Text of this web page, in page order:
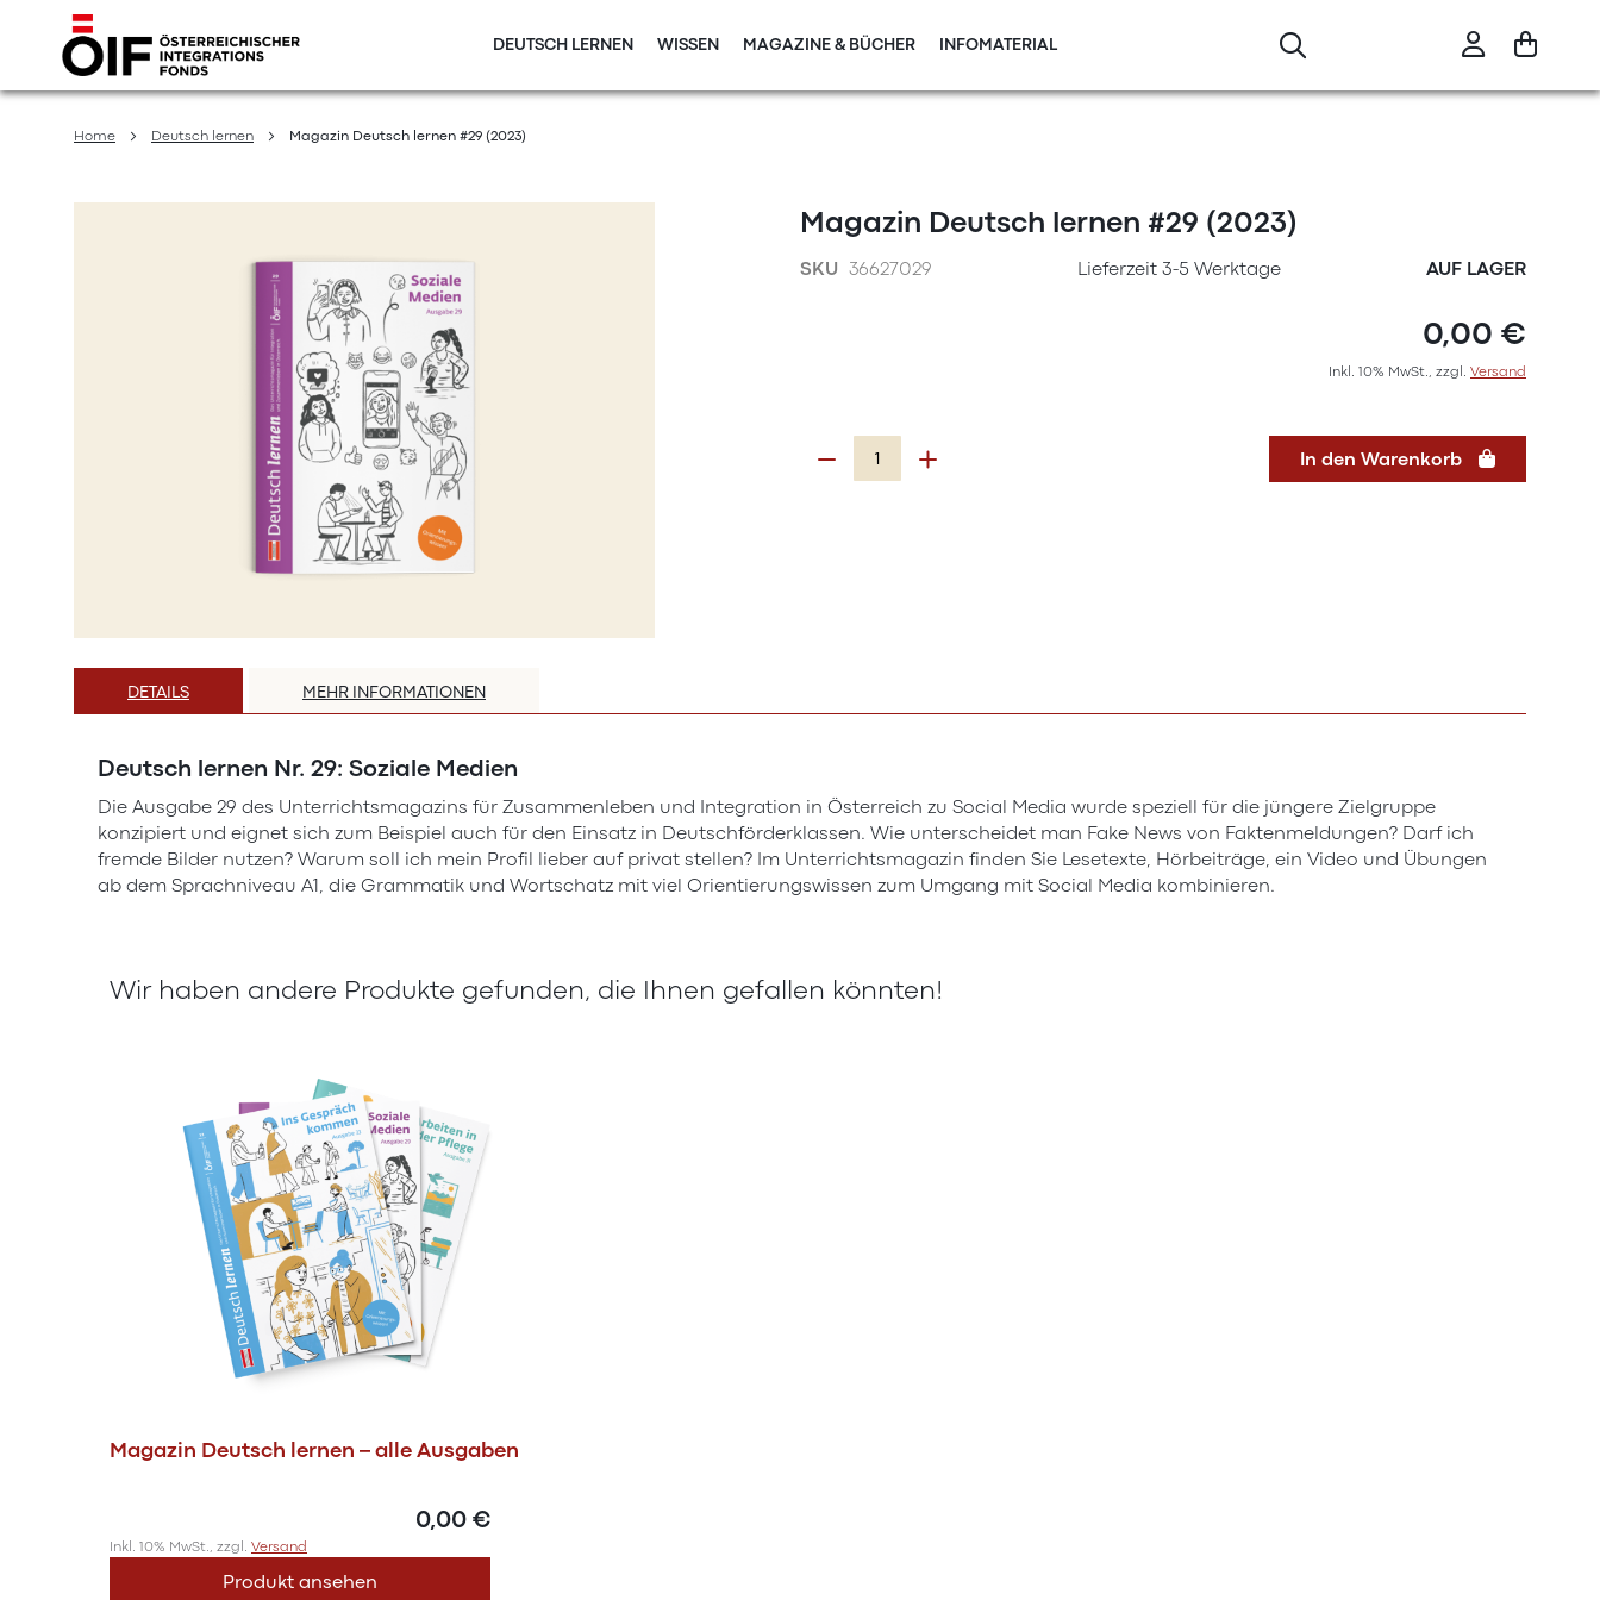
Direkt
zum
DEUTSCH LERNEN WISSEN MAGAZINE & BÜCHER INFOMATERIAL
Home Deutsch lernen Magazin Deutsch lernen #29 (2023)
Magazin Deutsch lernen #29 (2023)
AUF LAGER
Lieferzeit 3-5 Werktage
SKU 36627029
0,00 €
Inkl. 10% MwSt., zzgl. Versand
In den Warenkorb
springen
DETAILS
Deutsch lernen Nr. 29: Soziale Medien
Die Ausgabe 29 des Unterrichtsmagazins für Zusammenleben und Integration in Österreich zu Social Media wurde speziell für die jüngere Zielgruppe
konzipiert und eignet sich zum Beispiel auch für den Einsatz in Deutschförderklassen. Wie unterscheidet man Fake News von Faktenmeldungen? Darf ich
fremde Bilder nutzen? Warum soll ich mein Profil lieber auf privat stellen? Im Unterrichtsmagazin finden Sie Lesetexte, Hörbeiträge, ein Video und Übungen
ab dem Sprachniveau A1, die Grammatik und Wortschatz mit viel Orientierungswissen zum Umgang mit Social Media kombinieren.
MEHR INFORMATIONEN
Wir haben andere Produkte gefunden, die Ihnen gefallen könnten!
Magazin Deutsch lernen – alle Ausgaben
0,00 €
Inkl. 10% MwSt., zzgl. Versand
Produkt ansehen